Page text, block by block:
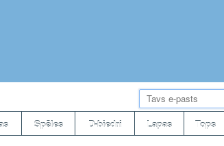
Spēles D-biedri Lapas Tops